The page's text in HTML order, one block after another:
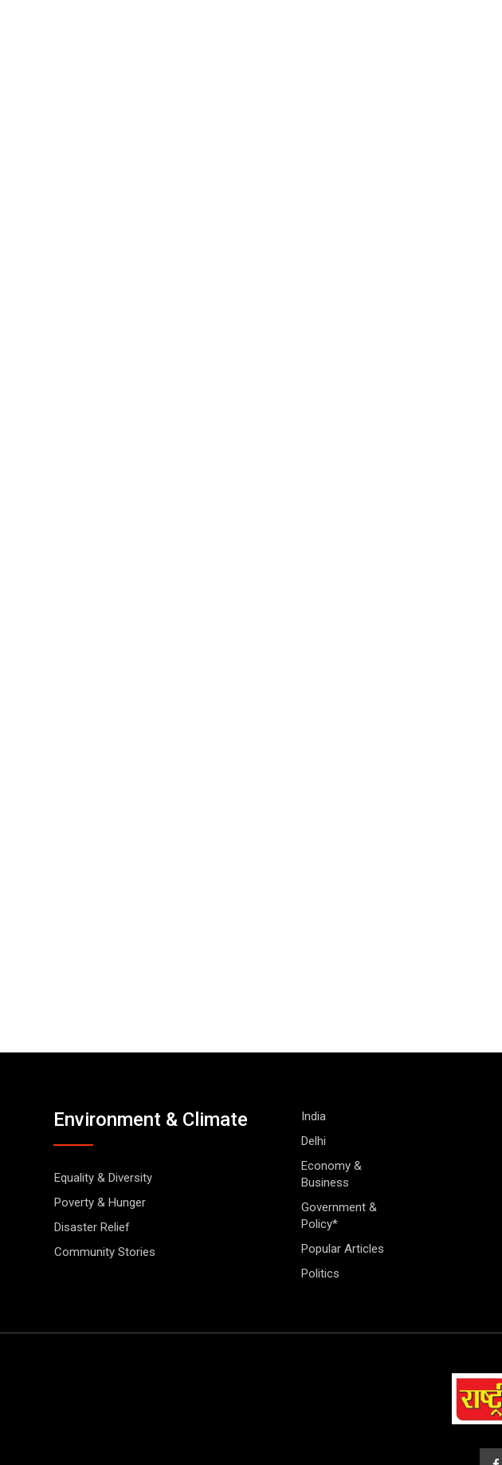
Environment & Climate
Equality & Diversity
Poverty & Hunger
Disaster Relief
Community Stories
India
Delhi
Economy &
Business
Government &
Policy*
Popular Articles
Politics